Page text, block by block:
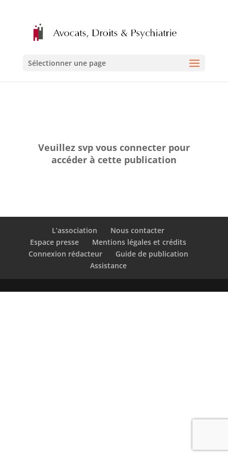
Sélectionner une page
Veuillez svp vous connecter pour
accéder à cette publication
L’association
Nous contacter
Espace presse
Mentions légales et crédits
Connexion rédacteur
Guide de publication
Assistance